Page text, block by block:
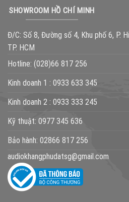
SHOWROOM HỒ CHÍ MINH
Đ/C: Số 8, Đường số 4, Khu phố 6, P.
TP. HCM
Hotline: (028)66 817 256
Kinh doanh 1 : 0933 633 345
Kinh doanh 2 : 0933 333 245
Kỹ thuật: 0977 345 636
Bảo hành: 02866 817 256
audiokhangphudatsg@gmail.com